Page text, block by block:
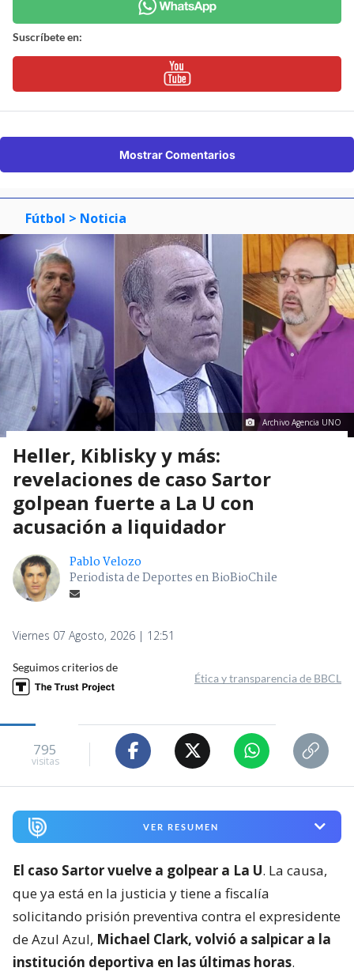
Suscríbete en:
Mostrar Comentarios
Fútbol > Noticia
Archivo Agencia UNO
Heller, Kiblisky y más:
revelaciones de caso Sartor
golpean fuerte a La U con
acusación a liquidador
Pablo Velozo
Periodista de Deportes en BioBioChile
Viernes 07 Agosto, 2026 | 12:51
Seguimos criterios de
Ética y transparencia de BBCL
795
visitas
VER RESUMEN
El caso Sartor vuelve a golpear a La U. La causa,
que ya está en la justicia y tiene a fiscalía
solicitando prisión preventiva contra el expresidente
de Azul Azul, Michael Clark, volvió a salpicar a la
institución deportiva en las últimas horas.